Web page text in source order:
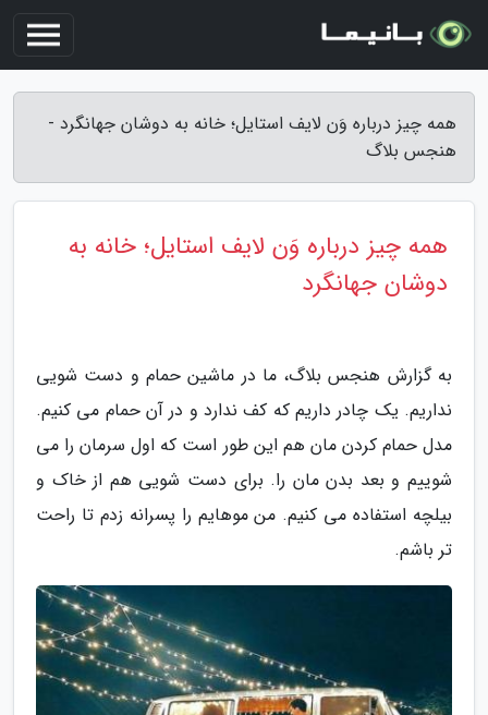
همه چیز درباره وَن لایف استایل؛ خانه به دوشان جهانگرد -
هنجس بلاگ
همه چیز درباره وَن لایف استایل؛ خانه به
دوشان جهانگرد
به گزارش هنجس بلاگ، ما در ماشین حمام و دست شویی
نداریم. یک چادر داریم که کف ندارد و در آن حمام می کنیم.
مدل حمام کردن مان هم این طور است که اول سرمان را می
شوییم و بعد بدن مان را. برای دست شویی هم از خاک و
بیلچه استفاده می کنیم. من موهایم را پسرانه زدم تا راحت
تر باشم.